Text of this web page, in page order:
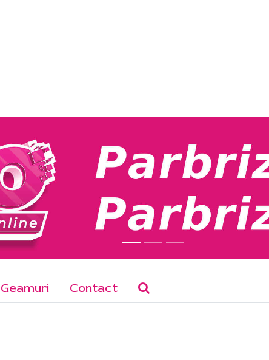
Geamuri Contact